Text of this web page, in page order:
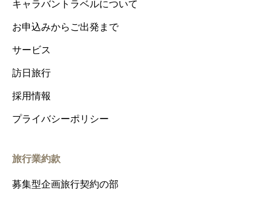
キャラバントラベルについて
お申込みからご出発まで
サービス
訪日旅行
採用情報
プライバシーポリシー
旅行業約款
募集型企画旅行契約の部